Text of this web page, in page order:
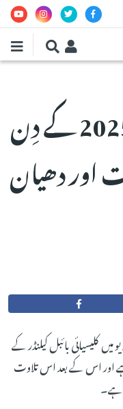
آج مورخہ 14 اکتوبر2025 کے دِن
اور دھیان
کلیسیائی بائبل کیلنڈر کے
اور اس کے بعد اس تلاوت
ہے۔